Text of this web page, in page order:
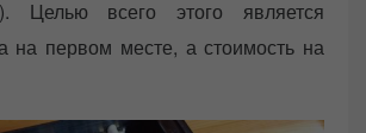
Целью всего этого является
на первом месте, а стоимость на